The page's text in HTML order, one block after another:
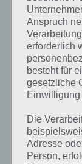
Anspruch
erforderlich
besteht für
gesetzliche
Einwilligung
Die
Adresse
Person,